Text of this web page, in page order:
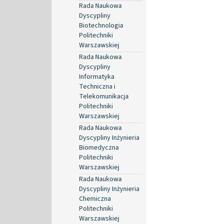
Rada Naukowa
Dyscypliny
Biotechnologia
Politechniki
Warszawskiej
Rada Naukowa
Dyscypliny
Informatyka
Techniczna i
Telekomunikacja
Politechniki
Warszawskiej
Rada Naukowa
Dyscypliny Inżynieria
Biomedyczna
Politechniki
Warszawskiej
Rada Naukowa
Dyscypliny Inżynieria
Chemiczna
Politechniki
Warszawskiej